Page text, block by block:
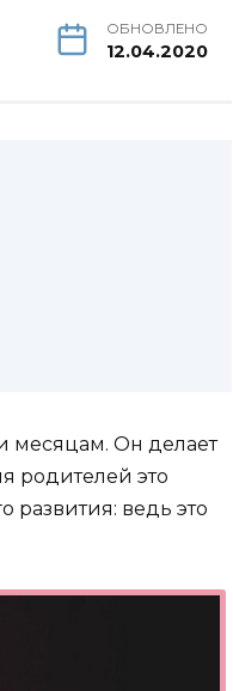
ОБНОВЛЕНО
12.04.2020
месяцам. Он делает
родителей это
развития: ведь это